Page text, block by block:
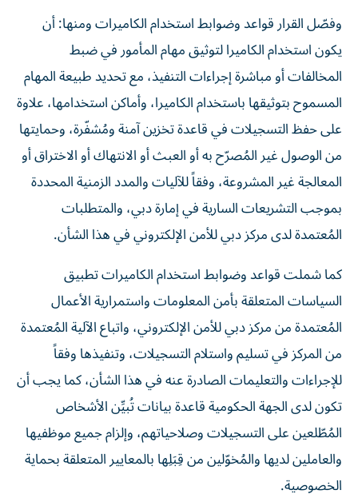
وفصّل القرار قواعد وضوابط استخدام الكاميرات ومنها: أن
يكون استخدام الكاميرا لتوثيق مهام المأمور في ضبط
المخالفات أو مباشرة إجراءات التنفيذ، مع تحديد طبيعة المهام
المسموح بتوثيقها باستخدام الكاميرا، وأماكن استخدامها، علاوة
على حفظ التسجيلات في قاعدة تخزين آمنة ومُشفّرة، وحمايتها
من الوصول غير المُصرّح به أو العبث أو الانتهاك أو الاختراق أو
المعالجة غير المشروعة، وفقاً للآليات والمدد الزمنية المحددة
بموجب التشريعات السارية في إمارة دبي، والمتطلبات
المُعتمدة لدى مركز دبي للأمن الإلكتروني في هذا الشأن.
كما شملت قواعد وضوابط استخدام الكاميرات تطبيق
السياسات المتعلقة بأمن المعلومات واستمرارية الأعمال
المُعتمدة من مركز دبي للأمن الإلكتروني، واتباع الآلية المُعتمدة
من المركز في تسليم واستلام التسجيلات، وتنفيذها وفقاً
للإجراءات والتعليمات الصادرة عنه في هذا الشأن، كما يجب أن
تكون لدى الجهة الحكومية قاعدة بيانات تُبيِّن الأشخاص
المُطّلعين على التسجيلات وصلاحياتهم، وإلزام جميع موظفيها
والعاملين لديها والمُخوّلين من قِبَلِها بالمعايير المتعلقة بحماية
الخصوصية.